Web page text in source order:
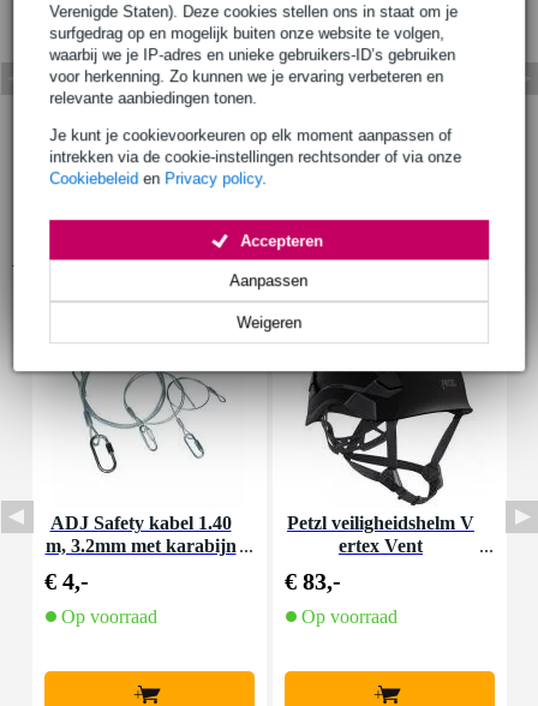
Verenigde Staten). Deze cookies stellen ons in staat om je
surfgedrag op en mogelijk buiten onze website te volgen,
waarbij we je IP-adres en unieke gebruikers-ID’s gebruiken
voor herkenning. Zo kunnen we je ervaring verbeteren en
relevante aanbiedingen tonen.
Je kunt je cookievoorkeuren op elk moment aanpassen of
intrekken via de cookie-instellingen rechtsonder of via onze
Cookiebeleid en Privacy policy.
Weigeren
Aanpassen
Accepteren
Accessoires (7)
ADJ Safety kabel 1.40
m, 3.2mm met karabijn
€ 4,-
Op voorraad
+
Petzl veiligheidshelm V
ertex Vent
€ 83,-
Op voorraad
+